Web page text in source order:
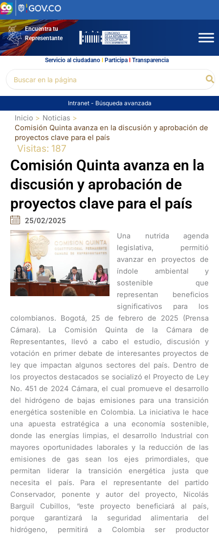
Ir
al
contenidoEncuentra tu
Representante
Servicio al ciudadano l Participal Transparencia
por:
Intranet - Búsqueda avanzada
Inicio
Noticias
Comisión Quinta avanza en la discusión y aprobación de
proyectos clave para el país
Visitas: 187
Comisión Quinta avanza en la
discusión y aprobación de
proyectos clave para el país
25/02/2025
Una nutrida agenda
legislativa, permitió
avanzar en proyectos de
índole ambiental y
sostenible que
representan beneficios
significativos para los
colombianos. Bogotá, 25 de febrero de 2025 (Prensa
Cámara). La Comisión Quinta de la Cámara de
Representantes, llevó a cabo el estudio, discusión y
votación en primer debate de interesantes proyectos de
ley que impactan algunos sectores del país. Dentro de
los proyectos destacados se socializó el Proyecto de Ley
No. 451 de 2024 Cámara, el cual promueve el desarrollo
del hidrógeno de bajas emisiones para una transición
energética sostenible en Colombia. La iniciativa le hace
una apuesta estratégica a una economía sostenible,
donde las energías limpias, el desarrollo Industrial con
mayores oportunidades laborales y la reducción de las
emisiones de gas sean los ejes primordiales, que
permitan liderar la transición energética justa que
necesita el país. Para el representante del partido
Conservador, ponente y autor del proyecto, Nicolás
Barguil Cubillos, “este proyecto beneficiará al país,
porque garantizará la seguridad alimentaria del
hidrógeno, permitirá a Colombia ser productor